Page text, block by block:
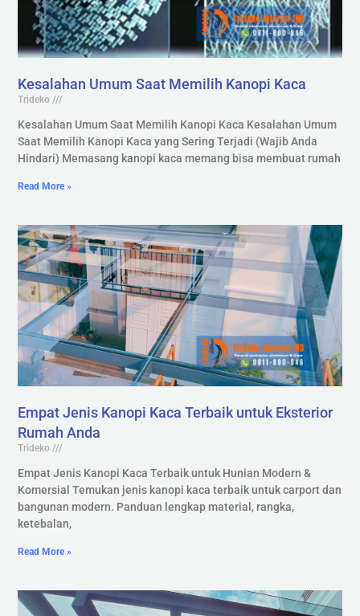
Kesalahan Umum Saat Memilih Kanopi Kaca
Trideko
Kesalahan Umum Saat Memilih Kanopi Kaca Kesalahan Umum
Saat Memilih Kanopi Kaca yang Sering Terjadi (Wajib Anda
Hindari) Memasang kanopi kaca memang bisa membuat rumah
Read More »
Empat Jenis Kanopi Kaca Terbaik untuk Eksterior
Rumah Anda
Trideko
Empat Jenis Kanopi Kaca Terbaik untuk Hunian Modern &
Komersial Temukan jenis kanopi kaca terbaik untuk carport dan
bangunan modern. Panduan lengkap material, rangka,
ketebalan,
Read More »